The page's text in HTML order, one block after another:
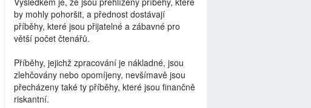
by mohly pohoršit, a přednost dostávají
příběhy, které jsou přijatelné a zábavné pro
větší počet čtenářů.
Příběhy, jejichž zpracování je nákladné, jsou
zlehčovány nebo opomíjeny, nevšímavě jsou
přecházeny také ty příběhy, které jsou finančně
riskantní.